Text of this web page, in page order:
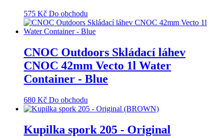
575 Kč Do obchodu
CNOC Outdoors Skládací láhev
CNOC 42mm Vecto 1l Water
Container - Blue
680 Kč Do obchodu
Kupilka spork 205 - Original